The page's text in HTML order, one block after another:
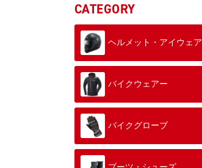
CATEGORY
ヘルメット・アイウェア
バイクウェアー
バイクグローブ